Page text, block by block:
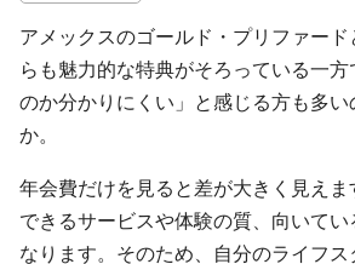
アメックスのゴールド・プリファー
らも魅力的な特典がそろっている一方
のか分かりにくい」と感じる方も多い
か。
年会費だけを見ると差が大きく見え
できるサービスや体験の質、向いて
なります。そのため、自分のライフ